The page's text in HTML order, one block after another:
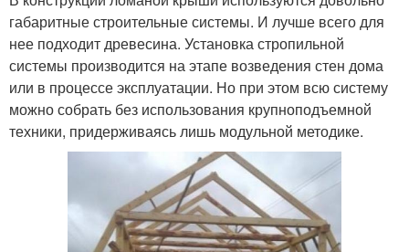
габаритные строительные системы. И лучше всего для
нее подходит древесина. Установка стропильной
системы производится на этапе возведения стен дома
или в процессе эксплуатации. Но при этом всю систему
можно собрать без использования крупноподъемной
техники, придерживаясь лишь модульной методике.